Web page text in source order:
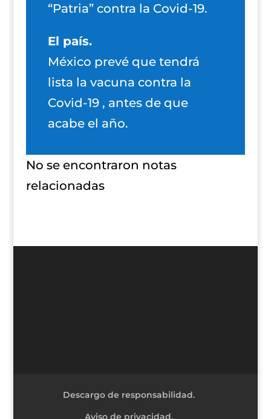
“Patria” contra la Covid-19.
El país.
México prevé que tendrá
lista la vacuna contra la
Covid-19 , antes de que
acabe el año.
No se encontraron notas
relacionadas
Descargo de responsabilidad.
Aviso de privacidad.